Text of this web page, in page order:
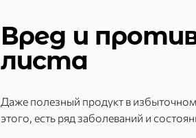
Вред и
листа
Даже полезный продукт в
этого, есть ряд заболеваний и